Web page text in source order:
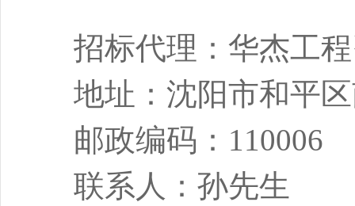
招标代理：华杰工
地址：沈阳市和平
邮政编码： 110006
联系人：孙先生